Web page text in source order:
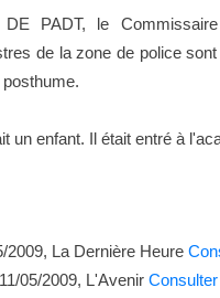
PADT, le
de la zone de police
un enfant. Il était entré à
2009, La Dernière Heure
05/2009, L'Avenir Consulter